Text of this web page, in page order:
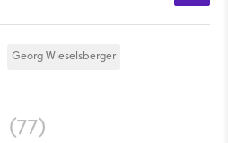
Georg Wieselsberger
(77)